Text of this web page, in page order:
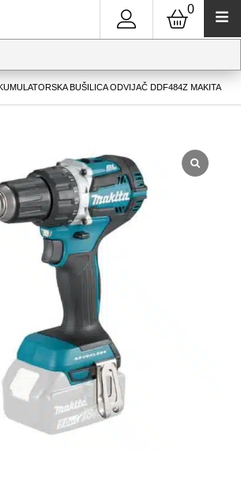
0
BUŠILICA ODVIJAČ DDF484Z MAKITA